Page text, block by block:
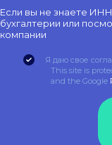
Если вы не знаете
бухгалтерии или
компании
Я даю свое
This site is
and the Google